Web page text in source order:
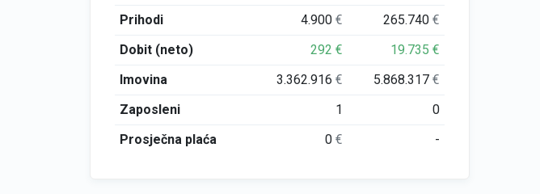
Prihodi
4.900€ 265.740€
Dobit (neto)
292€ 19.735€
Imovina
3.362.916€ 5.868.317€
Zaposleni
1
0
Prosječna plaća
0€ -